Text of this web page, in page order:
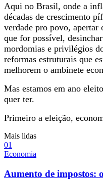
Aqui no Brasil, onde a
décadas de crescimento
verdade pro povo, apertar
que for possível,
mordomias e privilégios
reformas estruturais que
melhorem o ambinete
Mas estamos em ano
quer ter.
Primeiro a eleição,
Mais lidas
01
Economia
Aumento de impostos: